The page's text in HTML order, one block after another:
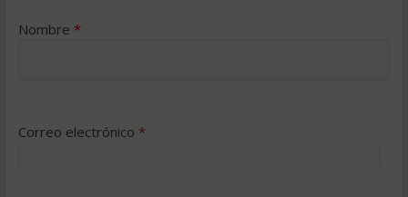
Nombre *
Correo electrónico *